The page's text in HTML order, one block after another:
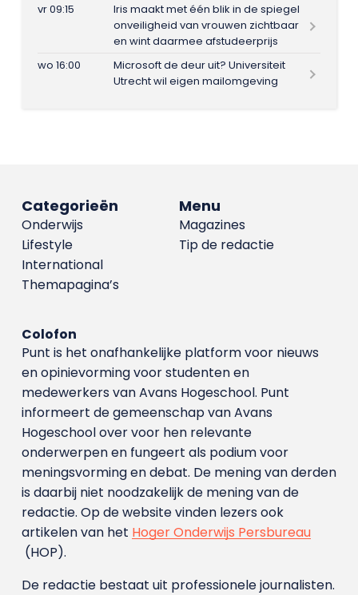
vr 09:15
Iris maakt met één blik in de spiegel
onveiligheid van vrouwen zichtbaar
en wint daarmee afstudeerprijs
wo 16:00
Microsoft de deur uit? Universiteit
Utrecht wil eigen mailomgeving
Menu
Magazines
Tip de redactie
Categorieën
Onderwijs
Lifestyle
International
Themapagina’s
Colofon
Punt is het onafhankelijke platform voor nieuws
en opinievorming voor studenten en
medewerkers van Avans Hoge­school. Punt
informeert de gemeenschap van Avans
Hogeschool over voor hen relevante
onderwerpen en fungeert als podium voor
meningsvorming en debat. De mening van derden
is daarbij niet noodzakelijk de mening van de
redactie. Op de website vinden lezers ook
artikelen van het Hoger Onderwijs Persbureau
(HOP).
De redactie bestaat uit professionele journalisten.